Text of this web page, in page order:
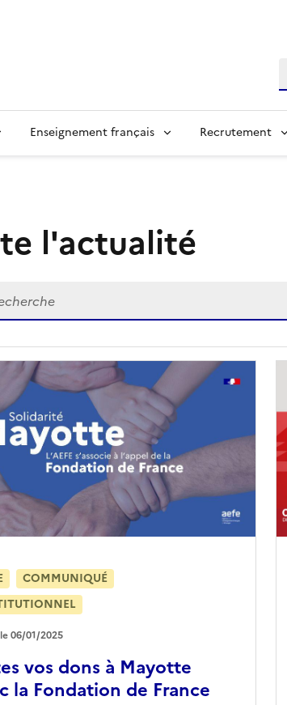
Enseignement français Recrutement
l'actualité
vos dons à Mayotte
la Fondation de France
COMMUNIQUÉ
06/01/2025